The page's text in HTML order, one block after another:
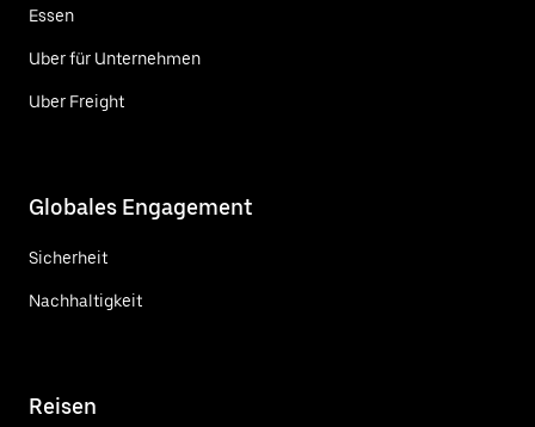
Essen
Uber für Unternehmen
Uber Freight
Globales Engagement
Sicherheit
Nachhaltigkeit
Reisen